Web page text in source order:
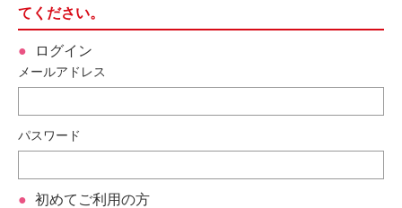
てください。
ログイン
メールアドレス
パスワード
初めてご利用の方